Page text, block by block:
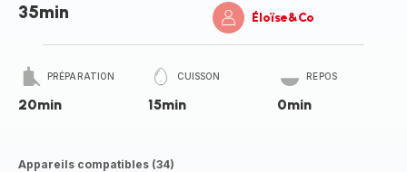
35min Éloïse&Co
PRÉPARATION
20min
CUISSON
15min
REPOS
0min
Appareils compatibles (34)